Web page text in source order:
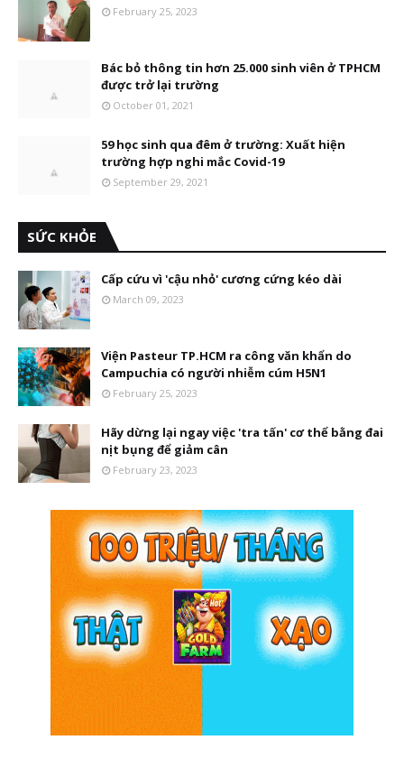
February 25, 2023
Bác bỏ thông tin hơn 25.000 sinh viên ở TPHCM
được trở lại trường
October 01, 2021
59 học sinh qua đêm ở trường: Xuất hiện
trường hợp nghi mắc Covid-19
September 29, 2021
SỨC KHỎE
Cấp cứu vì 'cậu nhỏ' cương cứng kéo dài
March 09, 2023
Viện Pasteur TP.HCM ra công văn khẩn do
Campuchia có người nhiễm cúm H5N1
February 25, 2023
Hãy dừng lại ngay việc 'tra tấn' cơ thể bằng đai
nịt bụng để giảm cân
February 23, 2023